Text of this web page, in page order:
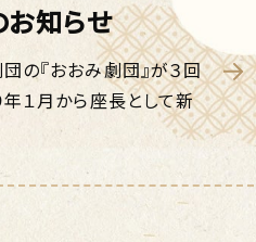
お知らせ
の『おおみ劇団』が３回
１月から座長として新